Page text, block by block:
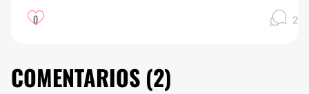
0 2
COMENTARIOS (2)